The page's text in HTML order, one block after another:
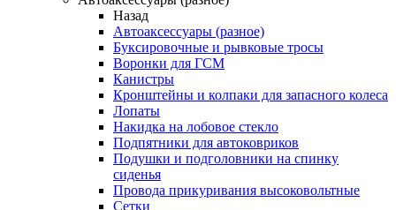
Назад
Автоаксессуары (разное)
Буксировочные и рывковые тросы
Воронки для ГСМ
Канистры
Кронштейны и колпаки для запасного колеса
Лопаты
Накидка на лобовое стекло
Подпятники для автоковриков
Подушки и подголовники на спинку
сиденья
Провода прикуривания высоковольтные
Сетки